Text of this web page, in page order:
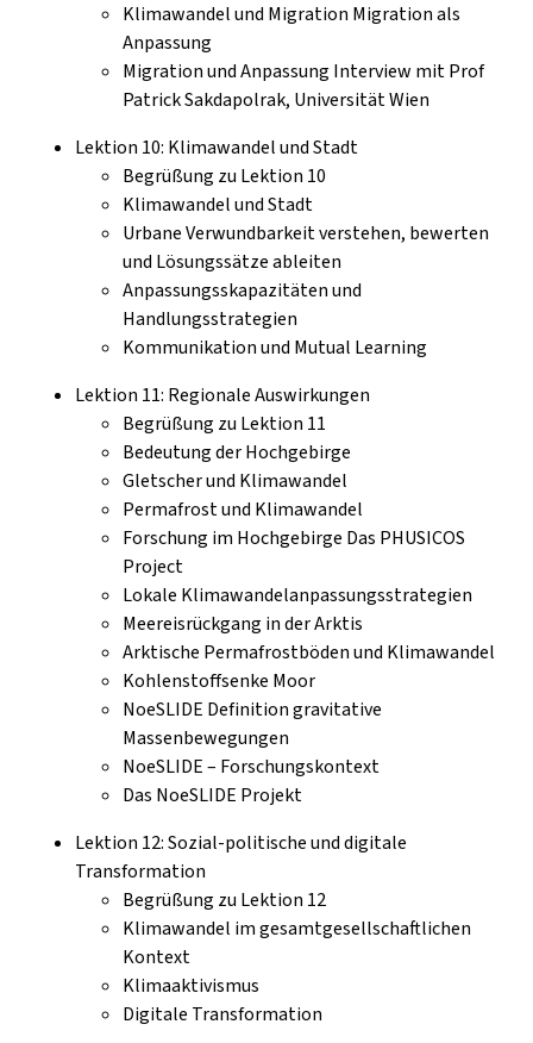
Klimawandel und Migration Migration als
Anpassung
Migration und Anpassung Interview mit Prof
Patrick Sakdapolrak, Universität Wien
Lektion 10: Klimawandel und Stadt
Begrüßung zu Lektion 10
Klimawandel und Stadt
Urbane Verwundbarkeit verstehen, bewerten
und Lösungssätze ableiten
Anpassungsskapazitäten und
Handlungsstrategien
Kommunikation und Mutual Learning
Lektion 11: Regionale Auswirkungen
Begrüßung zu Lektion 11
Bedeutung der Hochgebirge
Gletscher und Klimawandel
Permafrost und Klimawandel
Forschung im Hochgebirge Das PHUSICOS
Project
Lokale Klimawandelanpassungsstrategien
Meereisrückgang in der Arktis
Arktische Permafrostböden und Klimawandel
Kohlenstoffsenke Moor
NoeSLIDE Definition gravitative
Massenbewegungen
NoeSLIDE – Forschungskontext
Das NoeSLIDE Projekt
Lektion 12: Sozial-politische und digitale
Transformation
Begrüßung zu Lektion 12
Klimawandel im gesamtgesellschaftlichen
Kontext
Klimaaktivismus
Digitale Transformation